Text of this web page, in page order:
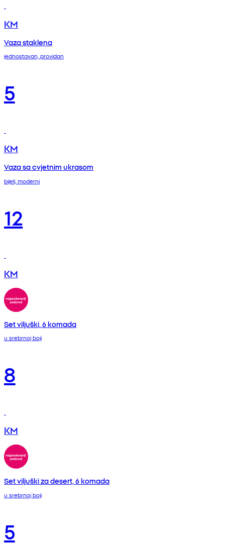
KM
Vaza staklena
jednostavan, providan
5
KM
Vaza sa cvjetnim ukrasom
bijeli, moderni
12
KM
Set viljuški, 6 komada
u srebrnoj boji
8
KM
Set viljuški za desert, 6 komada
u srebrnoj boji
5